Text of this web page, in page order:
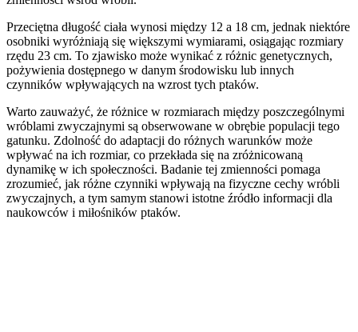
Przeciętna długość ciała wynosi między 12 a 18 cm, jednak niektóre
osobniki wyróżniają się większymi wymiarami, osiągając rozmiary
rzędu 23 cm. To zjawisko może wynikać z różnic genetycznych,
pożywienia dostępnego w danym środowisku lub innych
czynników wpływających na wzrost tych ptaków.
Warto zauważyć, że różnice w rozmiarach między poszczególnymi
wróblami zwyczajnymi są obserwowane w obrębie populacji tego
gatunku. Zdolność do adaptacji do różnych warunków może
wpływać na ich rozmiar, co przekłada się na zróżnicowaną
dynamikę w ich społeczności. Badanie tej zmienności pomaga
zrozumieć, jak różne czynniki wpływają na fizyczne cechy wróbli
zwyczajnych, a tym samym stanowi istotne źródło informacji dla
naukowców i miłośników ptaków.